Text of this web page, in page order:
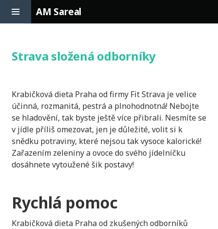
AM Sareal
content
Strava složená odborníky
Krabičková dieta Prahaod firmy Fit Strava je velice
účinná, rozmanitá, pestrá a plnohodnotná! Nebojte
se hladovění, tak byste ještě více přibrali. Nesmíte se
v jídle příliš omezovat, jen je důležité, volit si k
snědku potraviny, které nejsou tak vysoce kalorické!
Zařazením zeleniny a ovoce do svého jídelníčku
dosáhnete vytoužené šik postavy!
Rychlá pomoc
Krabičková dieta Praha od zkušených odborníků
Sidebar